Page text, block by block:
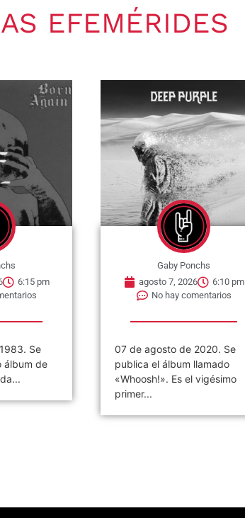
EFEMÉRIDES
6:15 pm
Se
álbum de
Gaby Ponchs
agosto 7, 2026
6:10 pm
No hay comentarios
07 de agosto de 2020. Se
publica el álbum llamado
«Whoosh!». Es el vigésimo
primer...